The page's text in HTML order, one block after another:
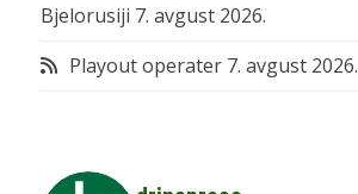
Bjelorusiji 7. avgust 2026.
Playout operater 7. avgust 2026.